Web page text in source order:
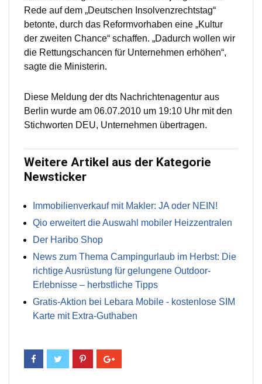
Rede auf dem „Deutschen Insolvenzrechtstag“
betonte, durch das Reformvorhaben eine „Kultur
der zweiten Chance“ schaffen. „Dadurch wollen wir
die Rettungschancen für Unternehmen erhöhen“,
sagte die Ministerin.
Diese Meldung der dts Nachrichtenagentur aus
Berlin wurde am 06.07.2010 um 19:10 Uhr mit den
Stichworten DEU, Unternehmen übertragen.
Weitere Artikel aus der Kategorie
Newsticker
Immobilienverkauf mit Makler: JA oder NEIN!
Qio erweitert die Auswahl mobiler Heizzentralen
Der Haribo Shop
News zum Thema Campingurlaub im Herbst: Die
richtige Ausrüstung für gelungene Outdoor-
Erlebnisse – herbstliche Tipps
Gratis-Aktion bei Lebara Mobile - kostenlose SIM
Karte mit Extra-Guthaben